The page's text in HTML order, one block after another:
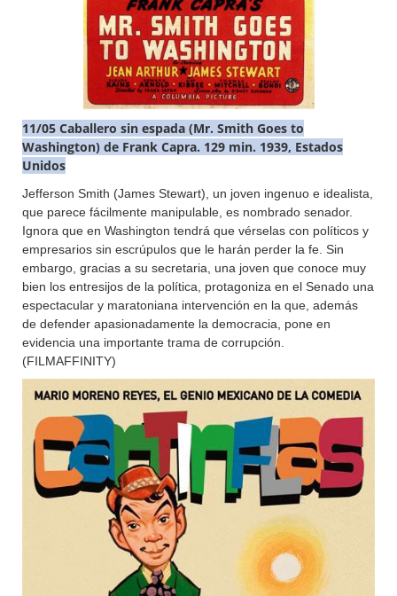
11/05 Caballero sin espada (Mr. Smith Goes to
Washington) de Frank Capra. 129 min. 1939, Estados
Unidos
Jefferson Smith (James Stewart), un joven ingenuo e idealista,
que parece fácilmente manipulable, es nombrado senador.
Ignora que en Washington tendrá que vérselas con políticos y
empresarios sin escrúpulos que le harán perder la fe. Sin
embargo, gracias a su secretaria, una joven que conoce muy
bien los entresijos de la política, protagoniza en el Senado una
espectacular y maratoniana intervención en la que, además
de defender apasionadamente la democracia, pone en
evidencia una importante trama de corrupción.
(FILMAFFINITY)